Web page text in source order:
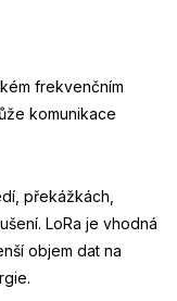
frekvenčním
komunikace
překážkách,
LoRa je vhodná
objem dat na